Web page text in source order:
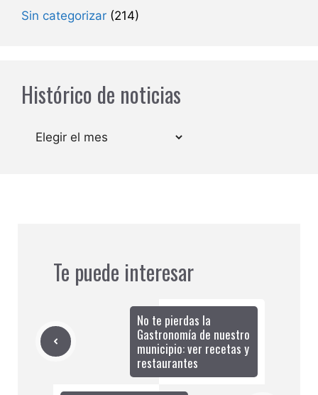
Sin categorizar (214)
Histórico de noticias
Archivos
Te puede interesar
No te pierdas la
Gastronomía de nuestro
municipio: ver recetas y
restaurantes